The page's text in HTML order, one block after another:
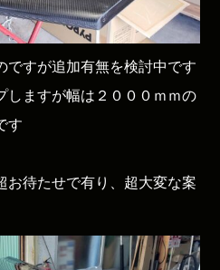
ですが追加有無を検討中です
しますが幅は２０００ｍｍの
す
お待たせで有り、超大変な案